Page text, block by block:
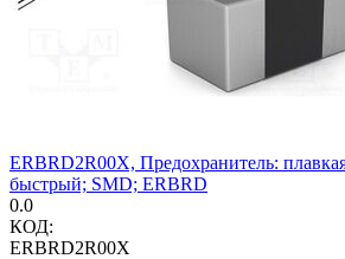
ERBRD2R00X, Предохранитель:
быстрый; SMD; ERBRD
0.0
КОД:
ERBRD2R00X